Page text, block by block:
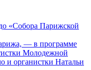
«Собора Парижской
— в программе
Молодежной
и органистки Натальи